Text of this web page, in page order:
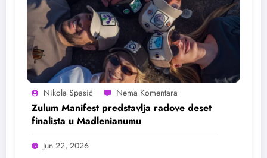
Nikola Spasić
Zulum Manifest predstavlja radove deset
finalista u Madlenianumu
Jun 22, 2026